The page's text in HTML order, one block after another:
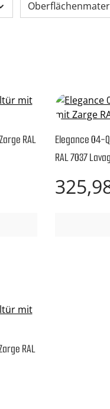
RAL
Elegance 04-
RAL 7037
Regulärer
RAL